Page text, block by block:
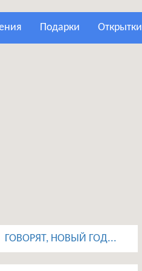
подарки открытки
ГОВОРЯТ, НОВЫЙ ГОД...